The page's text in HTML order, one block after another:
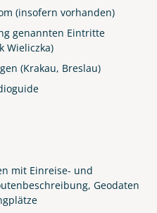
(insofern vorhanden)
genannten Eintritte
Wieliczka)
(Krakau, Breslau)
mit Einreise- und
Geodaten